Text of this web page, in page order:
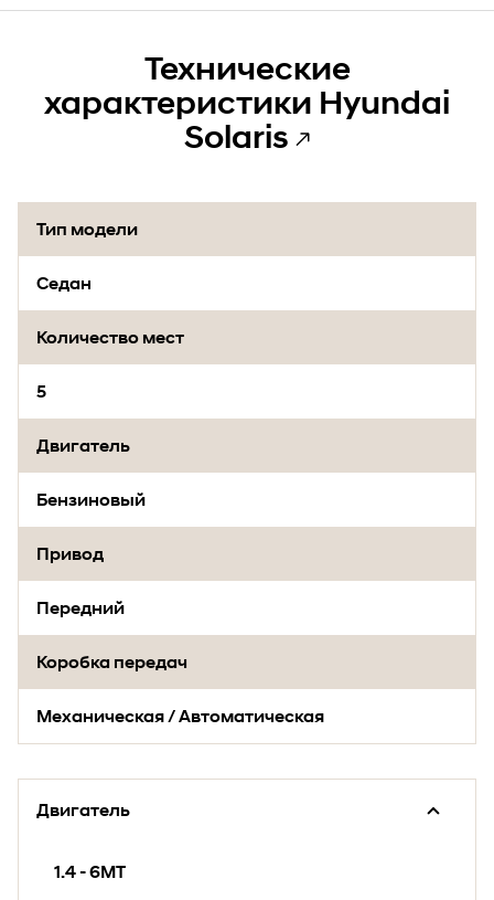
Технические
характеристики Hyundai
Solaris
Тип модели
Седан
Количество мест
5
Двигатель
Бензиновый
Привод
Передний
Коробка передач
Механическая / Автоматическая
Двигатель
1.4 - 6МТ